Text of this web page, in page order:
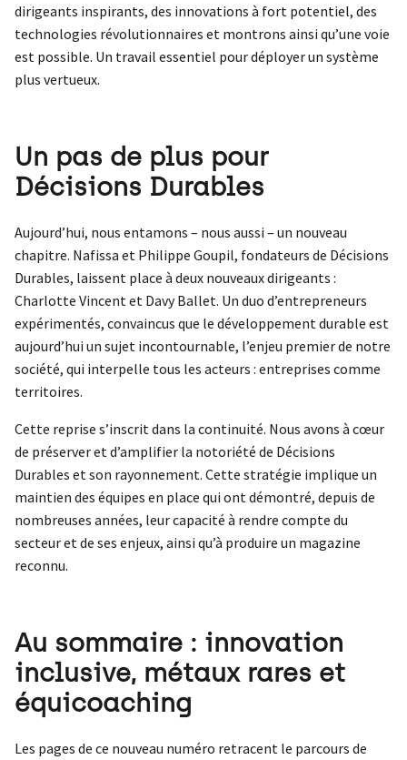
dirigeants inspirants, des innovations à fort potentiel, des
technologies révolutionnaires et montrons ainsi qu’une voie
est possible. Un travail essentiel pour déployer un système
plus vertueux.
Un pas de plus pour
Décisions Durables
Aujourd’hui, nous entamons – nous aussi – un nouveau
chapitre. Nafissa et Philippe Goupil, fondateurs de Décisions
Durables, laissent place à deux nouveaux dirigeants :
Charlotte Vincent et Davy Ballet. Un duo d’entrepreneurs
expérimentés, convaincus que le développement durable est
aujourd’hui un sujet incontournable, l’enjeu premier de notre
société, qui interpelle tous les acteurs : entreprises comme
territoires.
Cette reprise s’inscrit dans la continuité. Nous avons à cœur
de préserver et d’amplifier la notoriété de Décisions
Durables et son rayonnement. Cette stratégie implique un
maintien des équipes en place qui ont démontré, depuis de
nombreuses années, leur capacité à rendre compte du
secteur et de ses enjeux, ainsi qu’à produire un magazine
reconnu.
Au sommaire : innovation
inclusive, métaux rares et
équicoaching
Les pages de ce nouveau numéro retracent le parcours de